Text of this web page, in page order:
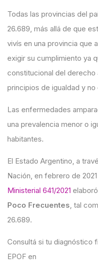
Todas las provincias del
26.689, más allá de que
vivís en una provincia que
exigir su cumplimiento ya
constitucional del derecho
principios de igualdad y no
Las enfermedades
una prevalencia menor o
habitantes.
El Estado Argentino, a
Nación, en febrero de
Ministerial 641/2021
Poco Frecuentes, tal
26.689.
Consultá si tu diagnóstico
EPOF en